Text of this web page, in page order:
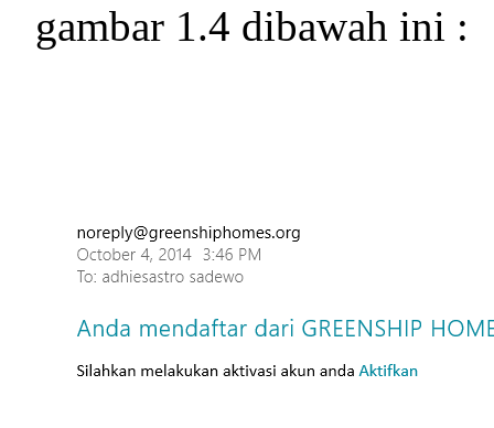
gambar 1.4 dibawah ini :